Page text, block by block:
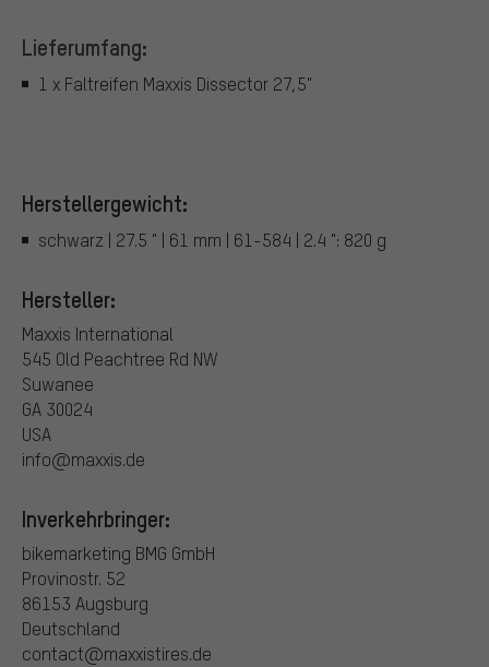
Lieferumfang:
1 x Faltreifen Maxxis Dissector 27,5"
Herstellergewicht:
schwarz | 27.5 " | 61 mm | 61-584 | 2.4 ": 820 g
Hersteller:
Maxxis International
545 Old Peachtree Rd NW
Suwanee
GA 30024
USA
info@maxxis.de
Inverkehrbringer:
bikemarketing BMG GmbH
Provinostr. 52
86153 Augsburg
Deutschland
contact@maxxistires.de